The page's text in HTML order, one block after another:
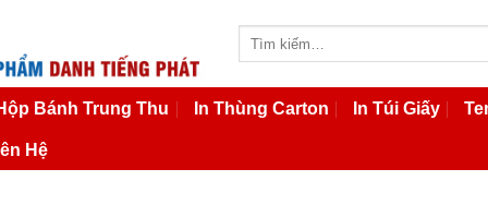
Bánh Trung Thu In Thùng Carton In Túi Giấy
Hệ